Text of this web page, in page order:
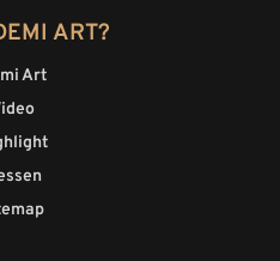
ART?
Art